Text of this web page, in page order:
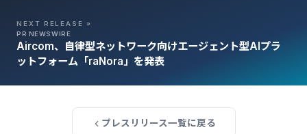
NEXT RELEASE »
PR NEWSWIRE
Aircom、自律型ネットワーク向けエージェント型AIプラ
ットフォーム「raNora」を発表
プレスリリース一覧に戻る